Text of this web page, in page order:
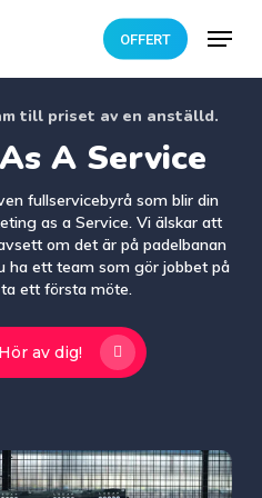
OFFERT Menu
till priset av en anställd.
A Service
fullservicebyrå som blir din
as a Service. Vi älskar att
om det är på padelbanan
ha ett team som gör jobbet på
ett första möte.
av dig!